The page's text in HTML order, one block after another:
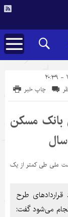
چاپ خبر
بانک مسکن
طرح
می‌شود گفت: